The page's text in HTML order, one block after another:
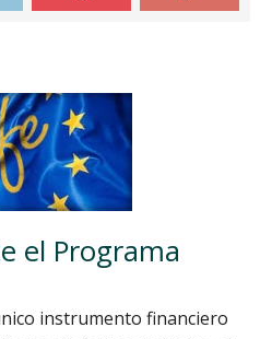
el Programa
instrumento financiero